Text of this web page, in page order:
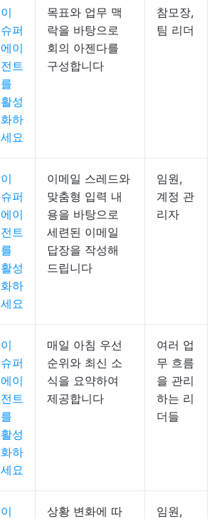
이
슈퍼
에이
전트
를
활성
화하
세요
목표와 업무 맥
락을 바탕으로
회의 아젠다를
구성합니다
참모장,
팀 리더
이
슈퍼
에이
전트
를
활성
화하
세요
이메일 스레드와
맞춤형 입력 내
용을 바탕으로
세련된 이메일
답장을 작성해
드립니다
임원,
계정 관
리자
이
슈퍼
에이
전트
를
활성
화하
세요
매일 아침 우선
순위와 최신 소
식을 요약하여
제공합니다
여러 업
무 흐름
을 관리
하는 리
더들
이
상황 변화에 따
임원,